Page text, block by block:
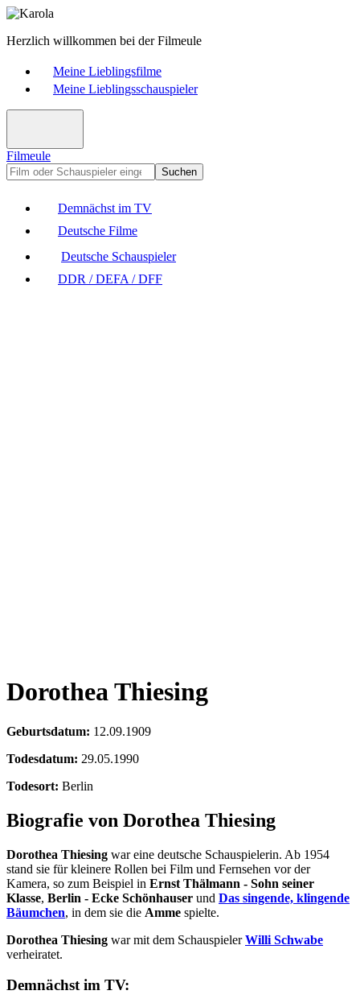
Herzlich willkommen bei der Filmeule
Meine Lieblingsfilme
Meine Lieblingsschauspieler
Filmeule
Suchen
Demnächst im TV
Deutsche Filme
Deutsche Schauspieler
DDR / DEFA / DFF
Dorothea Thiesing
Geburtsdatum: 12.09.1909
Todesdatum: 29.05.1990
Todesort: Berlin
Biografie von Dorothea Thiesing
Dorothea Thiesing war eine deutsche Schauspielerin. Ab 1954
stand sie für kleinere Rollen bei Film und Fernsehen vor der
Kamera, so zum Beispiel in Ernst Thälmann - Sohn seiner
Klasse, Berlin - Ecke Schönhauser und Das singende, klingende
Bäumchen, in dem sie die Amme spielte.
Dorothea Thiesing war mit dem SchauspielerWilli Schwabe
verheiratet.
Demnächst im TV: